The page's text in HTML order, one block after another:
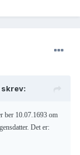
skrev:
ber 10.07.1693 om
Det er: